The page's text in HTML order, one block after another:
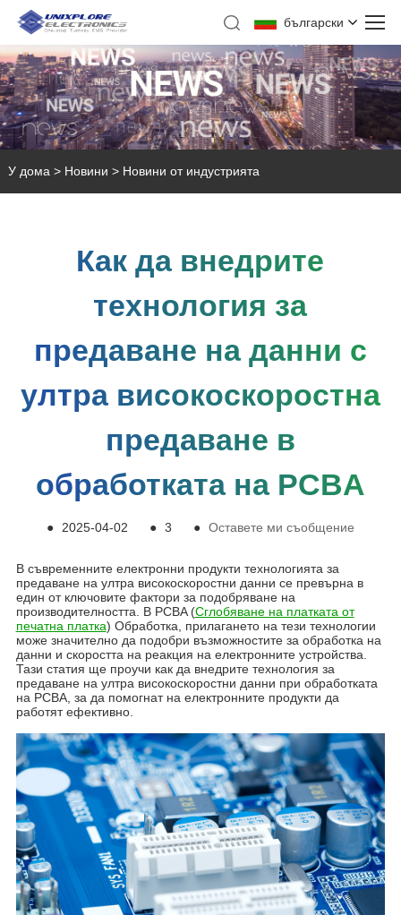
български
У дома > Новини > Новини от индустрията
Как да внедрите
технология за
предаване на данни с
ултра високоскоростна
предаване в
обработката на PCBA
● 2025-04-02 ● 3 ● Оставете ми съобщение
В съвременните електронни продукти технологията за
предаване на ултра високоскоростни данни се превърна в
един от ключовите фактори за подобряване на
производителността. В PCBA (Сглобяване на платката от
печатна платка) Обработка, прилагането на тези технологии
може значително да подобри възможностите за обработка на
данни и скоростта на реакция на електронните устройства.
Тази статия ще проучи как да внедрите технология за
предаване на ултра високоскоростни данни при обработката
на PCBA, за да помогнат на електронните продукти да
работят ефективно.